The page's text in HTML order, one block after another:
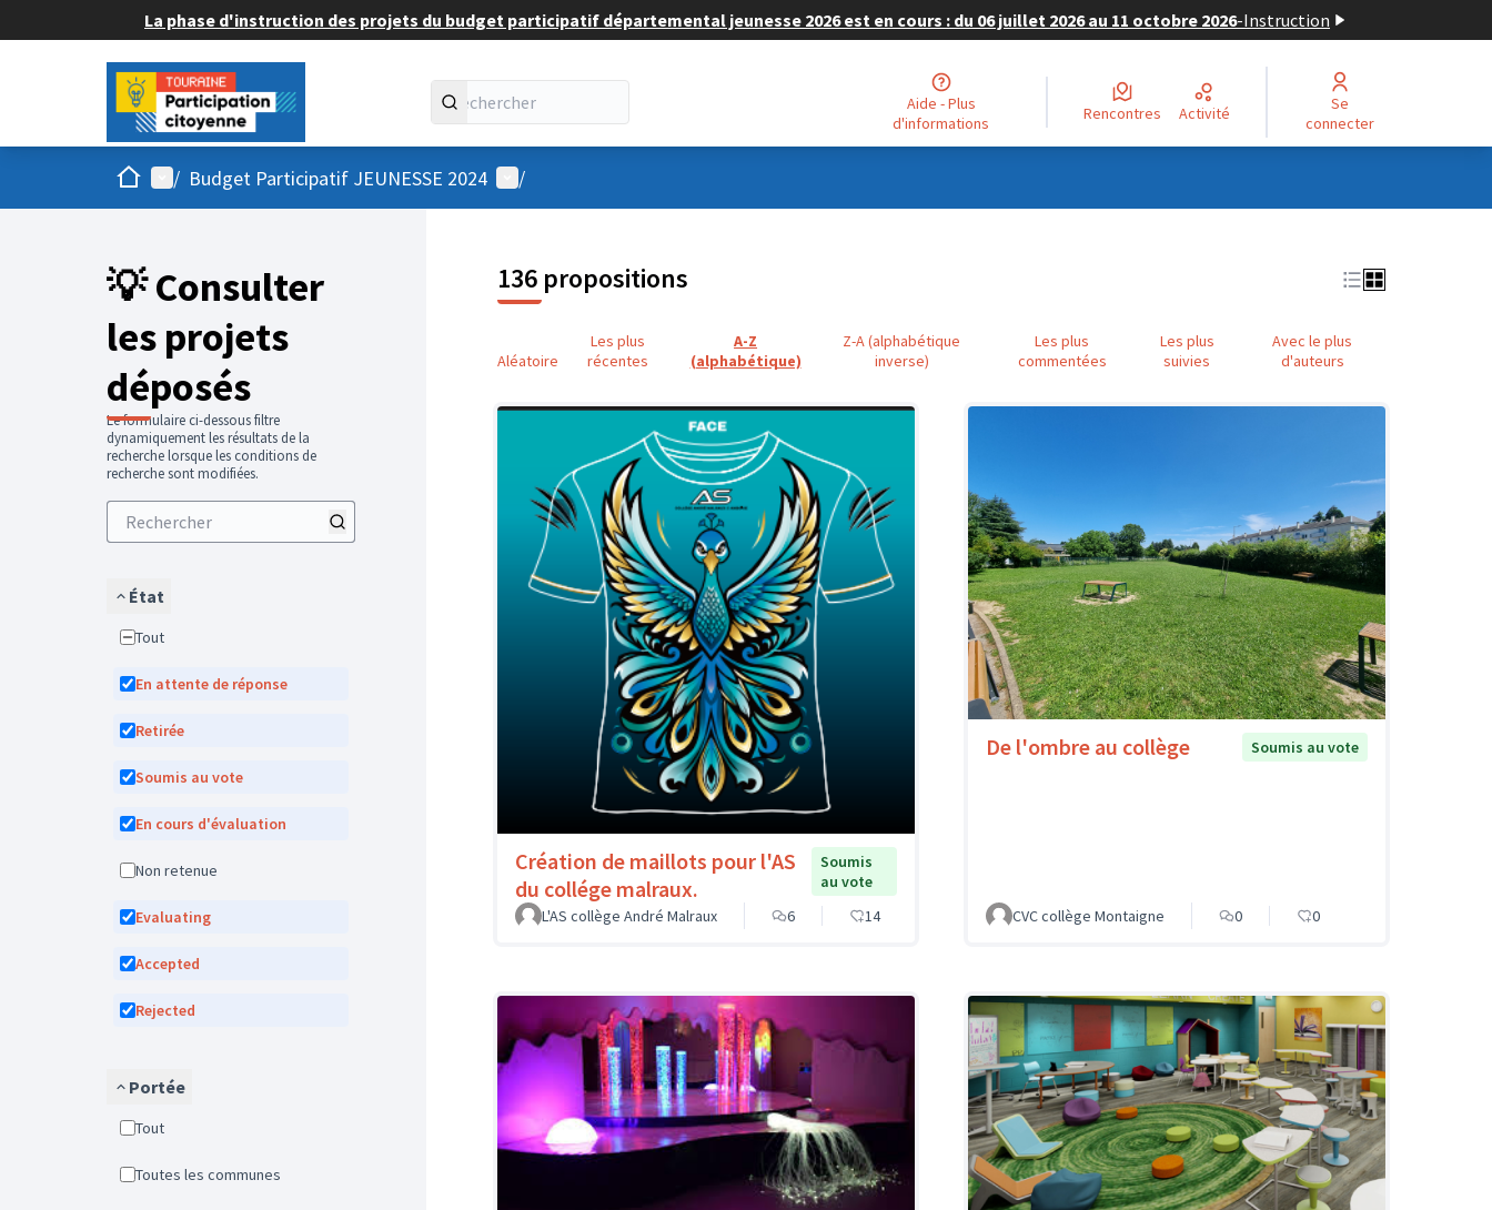
La phase d'instruction des projets du budget participatif départemental jeunesse 2026 est en cours : du 06 juillet 2026 au 11 octobre 2026-Instruction
Aide - Plus
d'informations
Rencontres Activité
Se
connecter
AccueilMenu principal
/ Budget Participatif JEUNESSE 2024 Menu utilisateur
/
💡 Consulter
les projets
déposés
Le formulaire ci-dessous filtre
dynamiquement les résultats de la
recherche lorsque les conditions de
recherche sont modifiées.
État
Tout
En attente de réponse
Retirée
Soumis au vote
En cours d'évaluation
Non retenue
Evaluating
Accepted
Rejected
Portée
Tout
Toutes les communes
136 propositions
Aléatoire
Les plus
récentes
A-Z
(alphabétique)
Z-A (alphabétique
inverse)
Les plus
commentées
Les plus
suivies
Avec le plus
d'auteurs
Création de maillots pour l'AS
du collége malraux.
Soumis
au vote
L'AS collège André Malraux
6 14
De l'ombre au collège Soumis au vote
CVC collège Montaigne 0 0